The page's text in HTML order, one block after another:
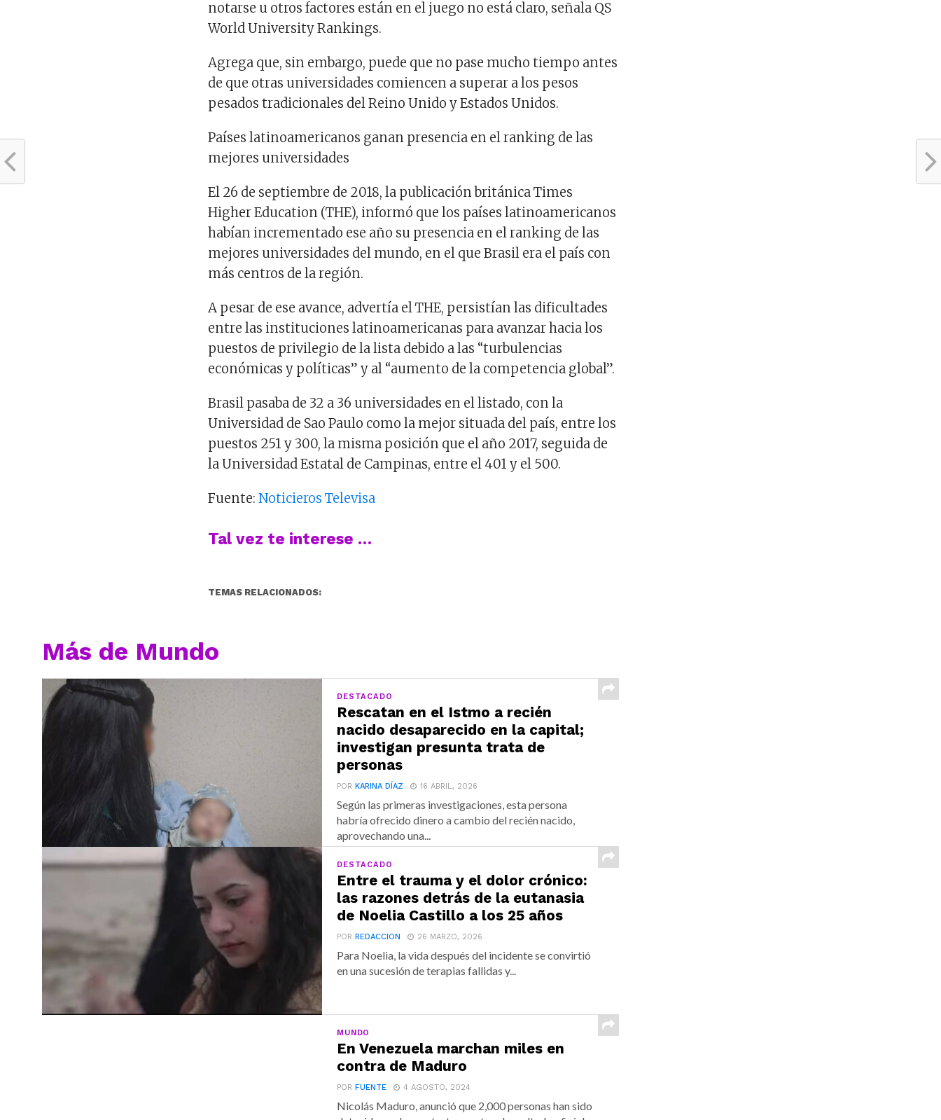
notarse u otros factores están en el juego no está claro, señala QS
World University Rankings.
Agrega que, sin embargo, puede que no pase mucho tiempo antes
de que otras universidades comiencen a superar a los pesos
pesados ​​tradicionales del Reino Unido y Estados Unidos.
Países latinoamericanos ganan presencia en el ranking de las
mejores universidades
El 26 de septiembre de 2018, la publicación británica Times
Higher Education (THE), informó que los países latinoamericanos
habían incrementado ese año su presencia en el ranking de las
mejores universidades del mundo, en el que Brasil era el país con
más centros de la región.
A pesar de ese avance, advertía el THE, persistían las dificultades
entre las instituciones latinoamericanas para avanzar hacia los
puestos de privilegio de la lista debido a las “turbulencias
económicas y políticas” y al “aumento de la competencia global”.
Brasil pasaba de 32 a 36 universidades en el listado, con la
Universidad de Sao Paulo como la mejor situada del país, entre los
puestos 251 y 300, la misma posición que el año 2017, seguida de
la Universidad Estatal de Campinas, entre el 401 y el 500.
Fuente:Noticieros Televisa
Tal vez te interese …
TEMAS RELACIONADOS:
Más de Mundo
DESTACADO
Rescatan en el Istmo a recién
nacido desaparecido en la capital;
investigan presunta trata de
personas
PORKARINA DÍAZ 16 ABRIL, 2026
Según las primeras investigaciones, esta persona
habría ofrecido dinero a cambio del recién nacido,
aprovechando una...
DESTACADO
Entre el trauma y el dolor crónico:
las razones detrás de la eutanasia
de Noelia Castillo a los 25 años
PORREDACCION 26 MARZO, 2026
Para Noelia, la vida después del incidente se convirtió
en una sucesión de terapias fallidas y...
MUNDO
En Venezuela marchan miles en
contra de Maduro
PORFUENTE 4 AGOSTO, 2024
Nicolás Maduro, anunció que 2,000 personas han sido